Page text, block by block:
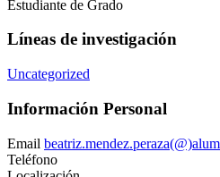
Estudiante de Grado
Líneas de investigación
Uncategorized
Información Personal
Email
Teléfono